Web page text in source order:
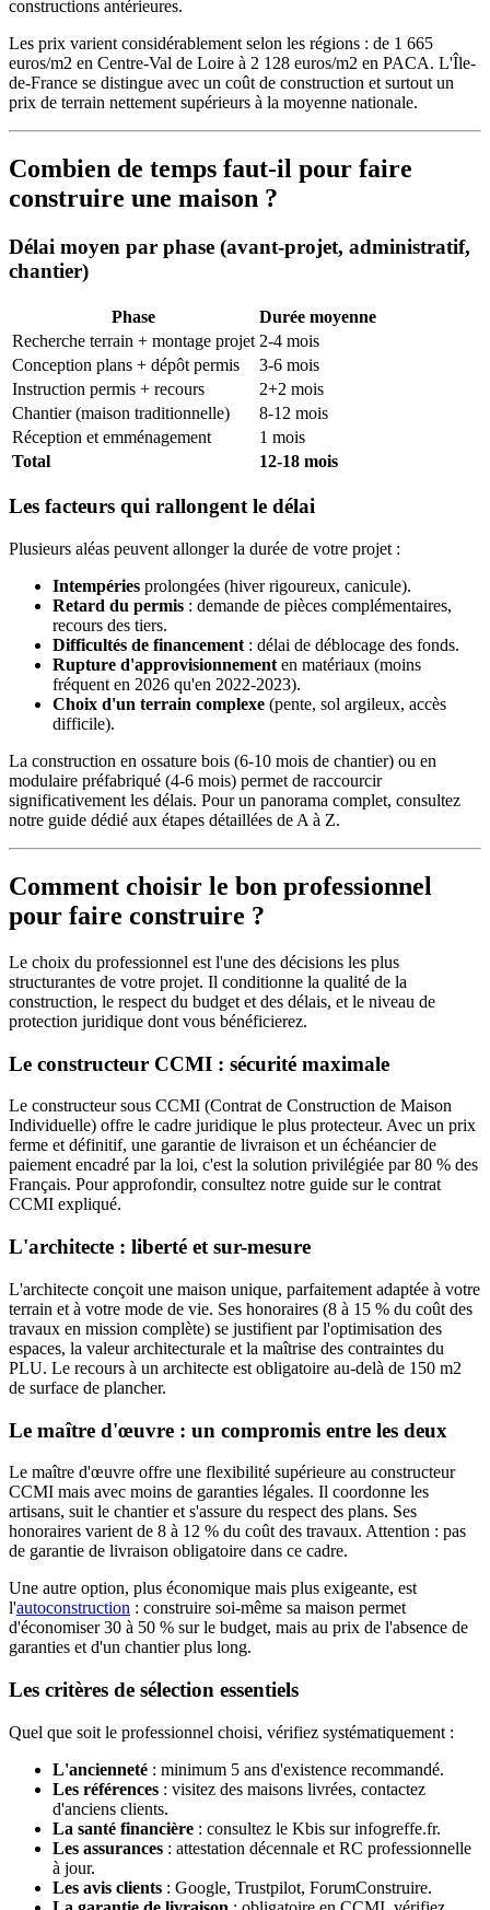
constructions antérieures.
Les prix varient considérablement selon les régions : de 1 665
euros/m2 en Centre-Val de Loire à 2 128 euros/m2 en PACA. L'Île-
de-France se distingue avec un coût de construction et surtout un
prix de terrain nettement supérieurs à la moyenne nationale.
Combien de temps faut-il pour faire
construire une maison ?
Délai moyen par phase (avant-projet, administratif,
chantier)
Phase
Durée moyenne
Recherche terrain + montage projet 2-4 mois
Conception plans + dépôt permis
3-6 mois
Instruction permis + recours
2+2 mois
Chantier (maison traditionnelle)
8-12 mois
Réception et emménagement
1 mois
Total
12-18 mois
Les facteurs qui rallongent le délai
Plusieurs aléas peuvent allonger la durée de votre projet :
Intempéries prolongées (hiver rigoureux, canicule).
Retard du permis : demande de pièces complémentaires,
recours des tiers.
Difficultés de financement : délai de déblocage des fonds.
Rupture d'approvisionnement en matériaux (moins
fréquent en 2026 qu'en 2022-2023).
Choix d'un terrain complexe (pente, sol argileux, accès
difficile).
La construction en ossature bois (6-10 mois de chantier) ou en
modulaire préfabriqué (4-6 mois) permet de raccourcir
significativement les délais. Pour un panorama complet, consultez
notre guide dédié aux étapes détaillées de A à Z.
Comment choisir le bon professionnel
pour faire construire ?
Le choix du professionnel est l'une des décisions les plus
structurantes de votre projet. Il conditionne la qualité de la
construction, le respect du budget et des délais, et le niveau de
protection juridique dont vous bénéficierez.
Le constructeur CCMI : sécurité maximale
Le constructeur sous CCMI (Contrat de Construction de Maison
Individuelle) offre le cadre juridique le plus protecteur. Avec un prix
ferme et définitif, une garantie de livraison et un échéancier de
paiement encadré par la loi, c'est la solution privilégiée par 80 % des
Français. Pour approfondir, consultez notre guide sur le contrat
CCMI expliqué.
L'architecte : liberté et sur-mesure
L'architecte conçoit une maison unique, parfaitement adaptée à votre
terrain et à votre mode de vie. Ses honoraires (8 à 15 % du coût des
travaux en mission complète) se justifient par l'optimisation des
espaces, la valeur architecturale et la maîtrise des contraintes du
PLU. Le recours à un architecte est obligatoire au-delà de 150 m2
de surface de plancher.
Le maître d'œuvre : un compromis entre les deux
Le maître d'œuvre offre une flexibilité supérieure au constructeur
CCMI mais avec moins de garanties légales. Il coordonne les
artisans, suit le chantier et s'assure du respect des plans. Ses
honoraires varient de 8 à 12 % du coût des travaux. Attention : pas
de garantie de livraison obligatoire dans ce cadre.
Une autre option, plus économique mais plus exigeante, est
l'autoconstruction : construire soi-même sa maison permet
d'économiser 30 à 50 % sur le budget, mais au prix de l'absence de
garanties et d'un chantier plus long.
Les critères de sélection essentiels
Quel que soit le professionnel choisi, vérifiez systématiquement :
L'ancienneté : minimum 5 ans d'existence recommandé.
Les références : visitez des maisons livrées, contactez
d'anciens clients.
La santé financière : consultez le Kbis sur infogreffe.fr.
Les assurances : attestation décennale et RC professionnelle
à jour.
Les avis clients : Google, Trustpilot, ForumConstruire.